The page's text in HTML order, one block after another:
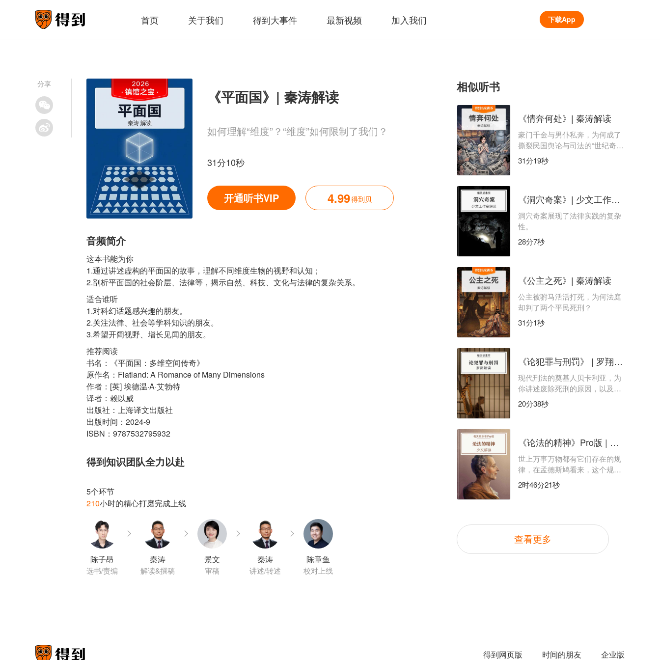
首页 关于我们 得到大事件 最新视频 加入我们 下载App
分享
《平面国》| 秦涛解读
如何理解“维度”？“维度”如何限制了我们？
31分10秒
开通听书VIP 4.99得到贝
音频简介
这本书能为你
1.通过讲述虚构的平面国的故事，理解不同维度生物的视野和认知；
2.剖析平面国的社会阶层、法律等，揭示自然、科技、文化与法律的复杂关系。
适合谁听
1.对科幻话题感兴趣的朋友。
2.关注法律、社会等学科知识的朋友。
3.希望开阔视野、增长见闻的朋友。
推荐阅读
书名：《平面国：多维空间传奇》
原作名：Flatland: A Romance of Many Dimensions
作者：[英] 埃德温·A·艾勃特
译者：赖以威
出版社：上海译文出版社
出版时间：2024-9
ISBN：9787532795932
得到知识团队全力以赴
5个环节
210
小时的精心打磨完成上线
陈子昂
选书/责编
秦涛
解读&撰稿
景文
审稿
秦涛
讲述/转述
陈章鱼
校对上线
相似听书
《情奔何处》| 秦涛解读
豪门千金与男仆私奔，为何成了
撕裂民国舆论与司法的“世纪奇
案”？
31分19秒
《洞穴奇案》| 少文工作室解读
洞穴奇案展现了法律实践的复杂
性。
28分7秒
《公主之死》| 秦涛解读
公主被驸马活活打死，为何法庭
却判了两个平民死刑？
31分1秒
《论犯罪与刑罚》 | 罗翔解读
现代刑法的奠基人贝卡利亚，为
你讲述废除死刑的原因，以及刑
法的基本框架。
20分38秒
《论法的精神》Pro版 | 少文解读
世上万事万物都有它们存在的规
律，在孟德斯鸠看来，这个规律
就是“法”。
2时46分21秒
查看更多
得到网页版 时间的朋友 企业版